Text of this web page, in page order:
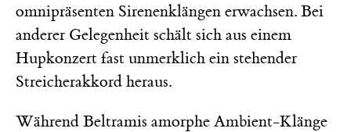
omnipräsenten Sirenenklängen erwachsen. Bei
anderer Gelegenheit schält sich aus einem
Hupkonzert fast unmerklich ein stehender
Streicherakkord heraus.
Während Beltramis amorphe Ambient-Klänge